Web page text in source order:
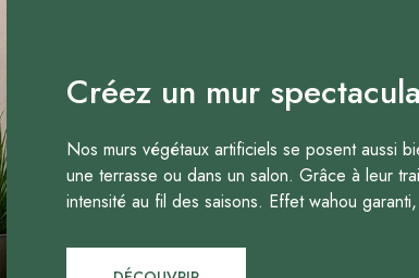
Créez un mur
Nos murs végétaux artificiels se posent aussi
une terrasse ou dans un salon. Grâce à leur
intensité au fil des saisons. Effet wahou garanti,